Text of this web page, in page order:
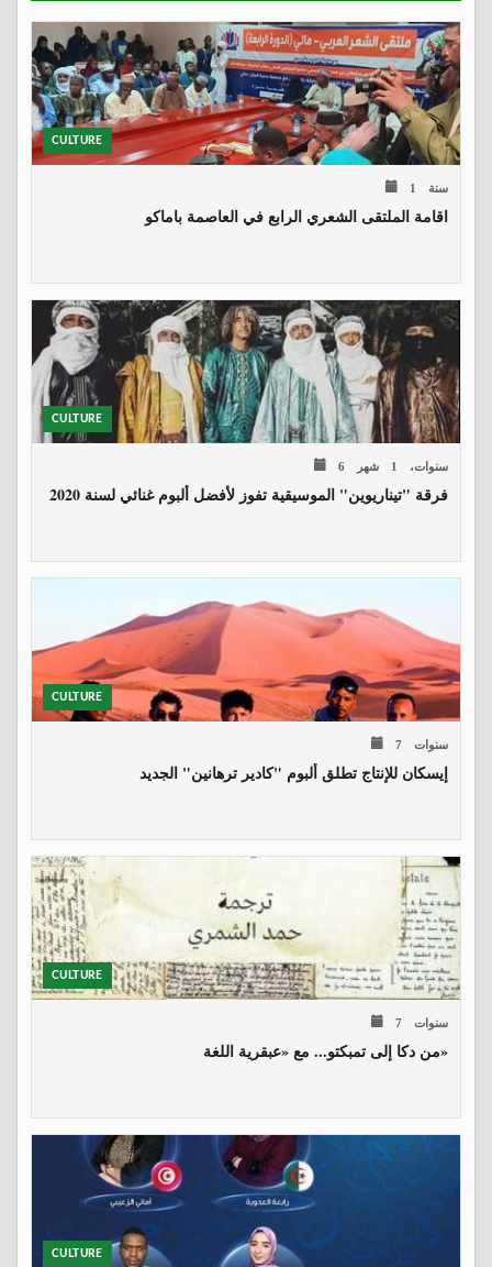
CULTURE
1 سنة
اقامة الملتقى الشعري الرابع في العاصمة باماكو
CULTURE
6 سنوات، 1 شهر
فرقة "تيناريوين" الموسيقية تفوز لأفضل ألبوم غنائي لسنة 2020
CULTURE
7 سنوات
إيسكان للإنتاج تطلق ألبوم "كادير ترهانين" الجديد
CULTURE
7 سنوات
من دكا إلى تمبكتو... مع «عبقرية اللغة»
CULTURE